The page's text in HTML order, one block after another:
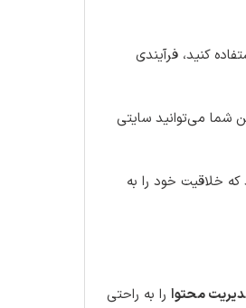
کنید، فرآیندی
شما می‌توانید سایتی
خلاقیت خود را به
محتوارا به راحتی